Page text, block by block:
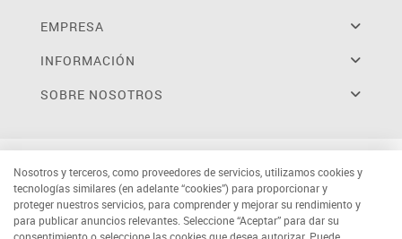
EMPRESA
INFORMACIÓN
SOBRE NOSOTROS
Nosotros y terceros, como proveedores de servicios, utilizamos cookies y
tecnologías similares (en adelante “cookies”) para proporcionar y
proteger nuestros servicios, para comprender y mejorar su rendimiento y
para publicar anuncios relevantes. Seleccione “Aceptar” para dar su